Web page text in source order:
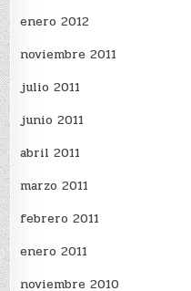
enero 2012
noviembre 2011
julio 2011
junio 2011
abril 2011
marzo 2011
febrero 2011
enero 2011
noviembre 2010